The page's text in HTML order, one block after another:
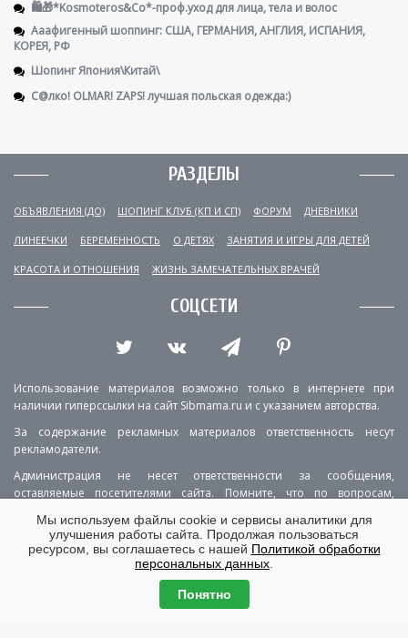
🛍️🎁*Kosmoteros&Co*-проф.уход для лица, тела и волос
Ааафигенный шоппинг: США, ГЕРМАНИЯ, АНГЛИЯ, ИСПАНИЯ,
КОРЕЯ, РФ
Шопинг Япония\Китай\
С@лко! OLMAR! ZAPS! лучшая польская одежда:)
РАЗДЕЛЫ
ОБЪЯВЛЕНИЯ (ДО) ШОПИНГ КЛУБ (КП И СП) ФОРУМ ДНЕВНИКИ
ЛИНЕЕЧКИ БЕРЕМЕННОСТЬ О ДЕТЯХ ЗАНЯТИЯ И ИГРЫ ДЛЯ ДЕТЕЙ
КРАСОТА И ОТНОШЕНИЯ ЖИЗНЬ ЗАМЕЧАТЕЛЬНЫХ ВРАЧЕЙ
СОЦСЕТИ
Использование материалов возможно только в интернете при
наличии гиперссылки на сайт Sibmama.ru и с указанием авторства.
За содержание рекламных материалов ответственность несут
рекламодатели.
Администрация не несет ответственности за сообщения,
оставляемые посетителями сайта. Помните, что по вопросам,
РЕКЛАМА О ПРОЕКТЕ
КОНТАКТЫ
ПОЛИТИКА КОНФИДЕНЦИАЛЬНОСТИ
ВЕРСИЯ ДЛЯ КОМПЬЮТЕРА
Мы используем файлы cookie и сервисы аналитики для
улучшения работы сайта. Продолжая пользоваться
ресурсом, вы соглашаетесь с нашей Политикой обработки
персональных данных
Понятно